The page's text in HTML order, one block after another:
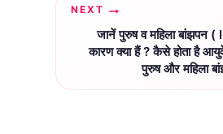
NEXT
जानें पुरुष व महिला
कारण क्या हैं ? कैसे होता है
पुरुष और महिला